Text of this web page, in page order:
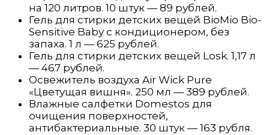
на 120 литров. 10 штук — 89 рублей.
Гель для стирки детских вещей BioMio Bio-
Sensitive Baby с кондиционером, без
запаха. 1 л — 625 рублей.
Гель для стирки детских вещей Losk. 1,17 л
— 467 рублей.
Освежитель воздуха Air Wick Pure
«Цветущая вишня». 250 мл — 389 рублей.
Влажные салфетки Domestos для
очищения поверхностей,
антибактериальные. 30 штук — 163 рубля.